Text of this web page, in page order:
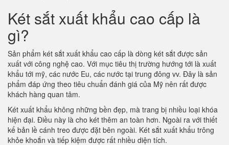
Két sắt xuất khẩu cao cấp là
gì?
Sản phẩm két sắt xuất khẩu cao cấp là dòng két sắt được sản
xuất với công nghệ cao. Với mục tiêu thị trường hướng tới là xuất
khẩu tới mỹ, các nước Eu, các nước tại trung đông vv. Đây là sản
phẩm đáp ứng theo tiêu chuẩn đánh giá của Mỹ nên rất được
khách hàng quan tâm.
Két xuất khẩu không những bền đẹp, mà trang bị nhiều loại khóa
hiện đại. Điều này là cho két thêm an toàn hơn. Ngoài ra với thiết
kế bản lề cánh treo được đặt bên ngoài. Két sắt xuất khẩu trông
khỏe khoắn và tiếp kiệm được rất nhiều diện tích.